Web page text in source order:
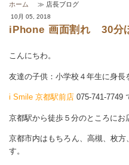
ホーム ≫ 店長ブログ
10月 05, 2018
iPhone 画面割れ 30分
こんにちわ。
友達の子供：小学校４年生に身
i Smile 京都駅前店 075-741-7749
京都駅から徒歩５分のところにお
京都市内はもちろん、高槻、枚
す。